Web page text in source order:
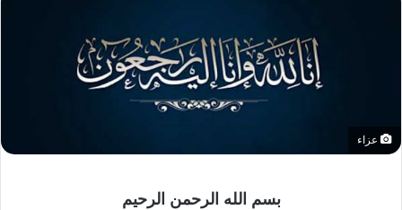
عزاء
بسم الله الرحمن الرحيم